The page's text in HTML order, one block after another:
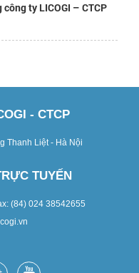
ty LICOGI – CTCP
- CTCP
Thanh Liệt - Hà Nội
TUYẾN
(84) 024 38542655